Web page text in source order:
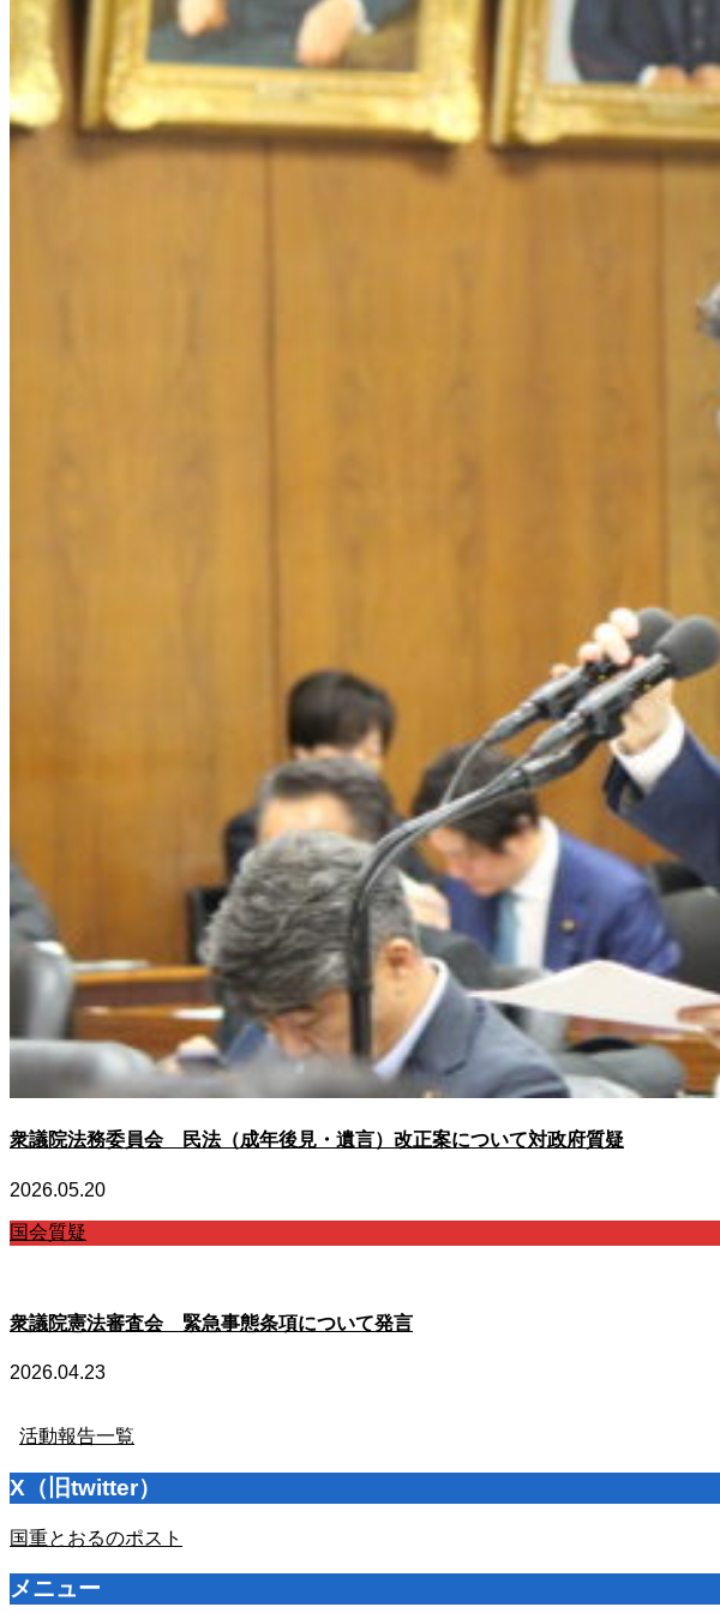
衆議院法務委員会 民法（成年後見・遺言）改正案について対政府質疑
2026.05.20
国会質疑
衆議院憲法審査会 緊急事態条項について発言
2026.04.23
活動報告一覧
X（旧twitter）
国重とおるのポスト
メニュー